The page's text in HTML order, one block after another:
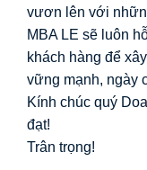
vươn lên với
MBA LE sẽ luôn
khách hàng để
vững mạnh, ngày
Kính chúc quý
đạt!
Trân trọng!